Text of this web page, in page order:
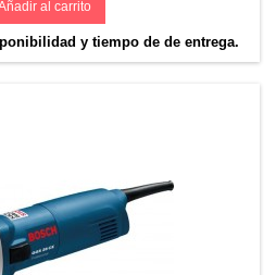
al carrito
y tiempo de de entrega.